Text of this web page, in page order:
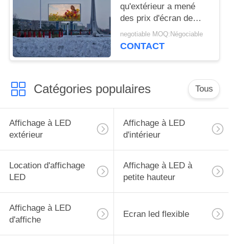
qu'extérieur a mené
des prix d'écran de
visualisation a mené le
visuel à grand écran
negotiable MOQ:Négociable
CONTACT
Catégories populaires Tous
Affichage à LED
extérieur
Affichage à LED
d'intérieur
Location d'affichage
LED
Affichage à LED à
petite hauteur
Affichage à LED
d'affiche
Ecran led flexible